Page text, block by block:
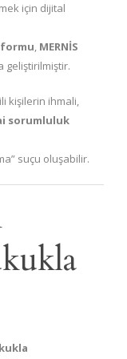
için dijital
, MERNİS
geliştirilmiştir.
kişilerin ihmali,
sorumluluk
suçu oluşabilir.